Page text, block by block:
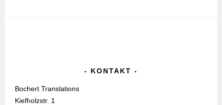
KONTAKT
Bochert Translations
Kiefholzstr. 1